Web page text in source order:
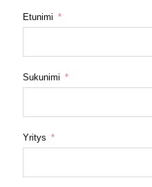
Etunimi
Sukunimi
Yritys